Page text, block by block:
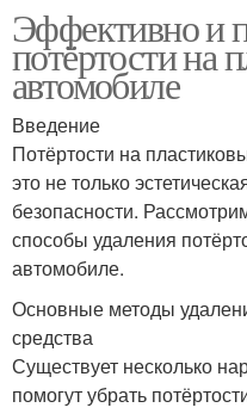
Эффективно и
потёртости на
автомобиле
Введение
Потёртости на
это не только
безопасности.
способы удаления
автомобиле.
Основные методы
средства
Существует несколько
помогут убрать